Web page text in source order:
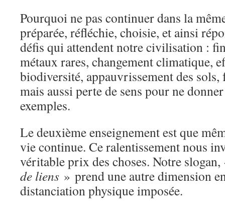
Pourquoi ne pas continuer dans la
préparée, réfléchie, choisie, et ainsi
défis qui attendent notre civilisation :
métaux rares, changement climatique,
biodiversité, appauvrissement des sols,
mais aussi perte de sens pour ne
exemples.
Le deuxième enseignement est que
vie continue. Ce ralentissement nous
véritable prix des choses. Notre
de liens » prend une autre dimension
distanciation physique imposée.